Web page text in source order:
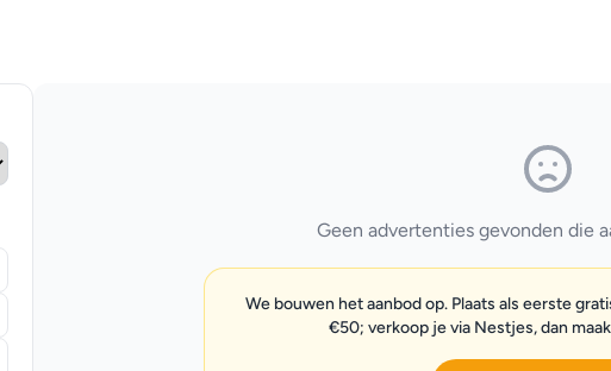
Geen advertenties gevonden die
We bouwen het aanbod op. Plaats als eerste
€50; verkoop je via Nestjes, dan